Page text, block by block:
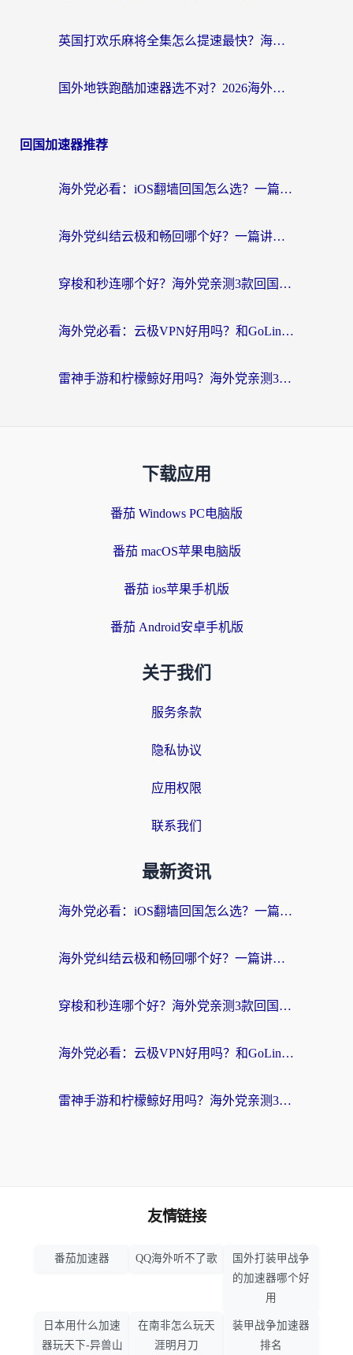
英国打欢乐麻将全集怎么提速最快？海外党亲测有效的国服游戏加速指南
国外地铁跑酷加速器选不对？2026海外玩家必看的国服游戏加速全攻略
回国加速器推荐
海外党必看：iOS翻墙回国怎么选？一篇搞定无缝访问国内资源
海外党纠结云极和畅回哪个好？一篇讲透回国加速器怎么选（附避坑指南）
穿梭和秒连哪个好？海外党亲测3款回国加速器，教你在国外正常浏览国内网站
海外党必看：云极VPN好用吗？和GoLinkVPN对比哪个回国效果更好？附真实体验指南
雷神手游和柠檬鲸好用吗？海外党亲测3款回国加速器，教你避开破解VPN坑
下载应用
番茄 Windows PC电脑版
番茄 macOS苹果电脑版
番茄 ios苹果手机版
番茄 Android安卓手机版
关于我们
服务条款
隐私协议
应用权限
联系我们
最新资讯
海外党必看：iOS翻墙回国怎么选？一篇搞定无缝访问国内资源
海外党纠结云极和畅回哪个好？一篇讲透回国加速器怎么选（附避坑指南）
穿梭和秒连哪个好？海外党亲测3款回国加速器，教你在国外正常浏览国内网站
海外党必看：云极VPN好用吗？和GoLinkVPN对比哪个回国效果更好？附真实体验指南
雷神手游和柠檬鲸好用吗？海外党亲测3款回国加速器，教你避开破解VPN坑
友情链接
番茄加速器 QQ海外听不了歌
国外打装甲战争
的加速器哪个好
用
日本用什么加速
器玩天下-异兽山
在南非怎么玩天
涯明月刀
装甲战争加速器
排名